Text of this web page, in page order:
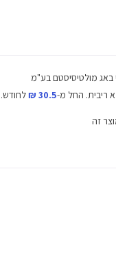
באג מולטיסיסטם בע"מ
החל מ-30.5 ₪ לחודש.
זה